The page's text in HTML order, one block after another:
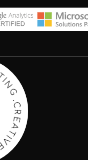
C
R
E
A
T
I
V
E
.